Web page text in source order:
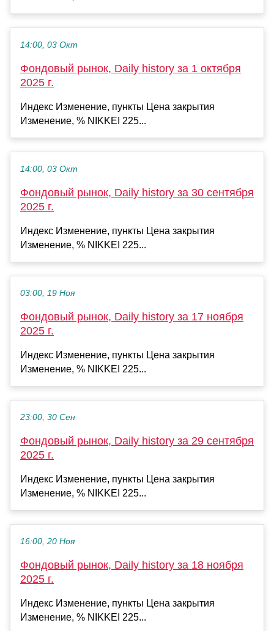
14:00, 03 Окт
Фондовый рынок, Daily history за 1 октября
2025 г.
Индекс Изменение, пункты Цена закрытия
Изменение, % NIKKEI 225...
14:00, 03 Окт
Фондовый рынок, Daily history за 30 сентября
2025 г.
Индекс Изменение, пункты Цена закрытия
Изменение, % NIKKEI 225...
03:00, 19 Ноя
Фондовый рынок, Daily history за 17 ноября
2025 г.
Индекс Изменение, пункты Цена закрытия
Изменение, % NIKKEI 225...
23:00, 30 Сен
Фондовый рынок, Daily history за 29 сентября
2025 г.
Индекс Изменение, пункты Цена закрытия
Изменение, % NIKKEI 225...
16:00, 20 Ноя
Фондовый рынок, Daily history за 18 ноября
2025 г.
Индекс Изменение, пункты Цена закрытия
Изменение, % NIKKEI 225...